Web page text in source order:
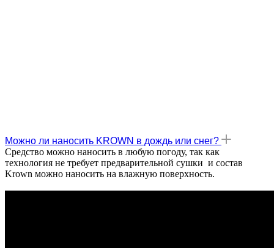
Можно ли наносить KROWN в дождь или снег?
Средство можно наносить в любую погоду, так как
технология не требует предварительной сушки и состав
Krown можно наносить на влажную поверхность.